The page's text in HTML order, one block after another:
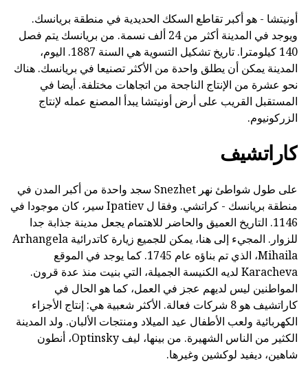
أونيتشا - هو أكبر تقاطع السكك الحديدية في منطقة بريانسك.
ويوجد في المدينة أكثر من 24 ألف نسمة. من بريانسك يتم فصل
140 كيلومترا. تاريخ تشكيل التسوية هي السنة 1887. اليوم،
المدينة يمكن أن يطلق واحدة من الأكثر تصنيعا في بريانسك. هناك
نحو عشرة من الإنتاج الناجحة من اتجاهات مختلفة. أيضا في
المستقبل القريب على أرض أونيتشا يبدأ المصنع عمله لإنتاج
الزركونيوم.
كاراتشيف
على طول شواطئ نهر Snezhet سجد واحدة من أكبر المدن في
منطقة بريانسك - كراتشي. وفقا ل Ipatiev سير، كان موجودا في
1146. التاريخ العميق والحاضر للاهتمام يجعل مدينة جذابة جدا
للزوار. المجيء إلى هنا، يمكن للجميع زيارة كاتدرائية Arhangela
Mihaila، الذي تم بناؤه عام 1745. كما يوجد في الموقع
Karacheva لديه الكنيسة الجميلة، التي بنيت منذ عدة قرون.
المواطنين ليس لديهم عجز في العمل، كما هو الحال في
كاراتشيف هو 8 شركات فعالة. الأكثر شعبية هي: إنتاج الأجزاء
الكهربائية ولعب الأطفال عيد الميلاد ومنتجات الألبان. ولد المدينة
الكثير من الناس الشهيرة. من بينها، ليف Optinsky، أنطون
شاهين، ديفيد لوكشين وغيرها.